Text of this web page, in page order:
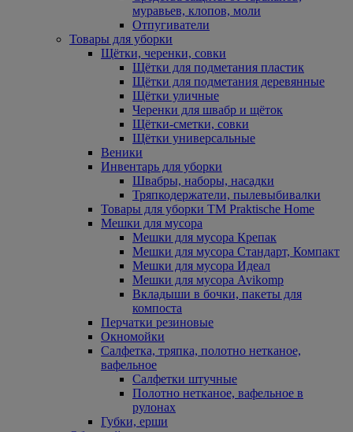
муравьев, клопов, моли
Отпугиватели
Товары для уборки
Щётки, черенки, совки
Щётки для подметания пластик
Щётки для подметания деревянные
Щётки уличные
Черенки для швабр и щёток
Щётки-сметки, совки
Щётки универсальные
Веники
Инвентарь для уборки
Швабры, наборы, насадки
Тряпкодержатели, пылевыбивалки
Товары для уборки ТМ Praktische Home
Мешки для мусора
Мешки для мусора Крепак
Мешки для мусора Стандарт, Компакт
Мешки для мусора Идеал
Мешки для мусора Avikomp
Вкладыши в бочки, пакеты для
компоста
Перчатки резиновые
Окномойки
Салфетка, тряпка, полотно нетканое,
вафельное
Салфетки штучные
Полотно нетканое, вафельное в
рулонах
Губки, ерши